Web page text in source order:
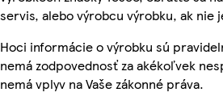
servis, alebo výrobcu výrobku, ak nie
Hoci informácie o výrobku sú
nemá zodpovednosť za akékoľvek
nemá vplyv na Vaše zákonné práva.